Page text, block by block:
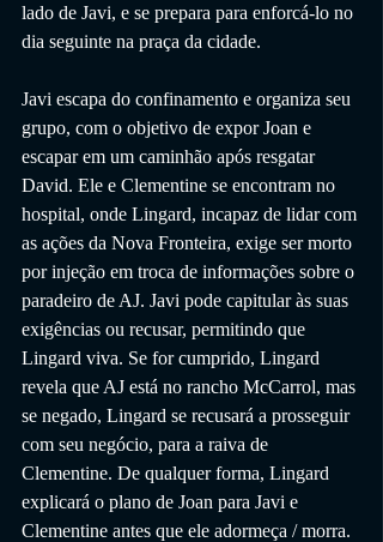
lado de Javi, e se prepara para enforcá-lo no
dia seguinte na praça da cidade.
Javi escapa do confinamento e organiza seu
grupo, com o objetivo de expor Joan e
escapar em um caminhão após resgatar
David. Ele e Clementine se encontram no
hospital, onde Lingard, incapaz de lidar com
as ações da Nova Fronteira, exige ser morto
por injeção em troca de informações sobre o
paradeiro de AJ. Javi pode capitular às suas
exigências ou recusar, permitindo que
Lingard viva. Se for cumprido, Lingard
revela que AJ está no rancho McCarrol, mas
se negado, Lingard se recusará a prosseguir
com seu negócio, para a raiva de
Clementine. De qualquer forma, Lingard
explicará o plano de Joan para Javi e
Clementine antes que ele adormeça / morra.